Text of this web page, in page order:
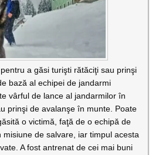
a găsi turişti rătăciţi sau prinşi
bază al echipei de jandarmi
vârful de lance al jandarmilor în
prinşi de avalanşe în munte. Poate
o victimă, faţă de o echipă de
de salvare, iar timpul acesta
A fost antrenat de cei mai buni